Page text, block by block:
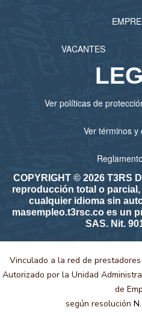
VACANTES
Ver políticas de
Ver términos y
COPYRIGHT © 2026 T3RS
reproducción total o
cualquier idioma sin
masempleo.t3rsc.co es un
SAS. Nit.
Vinculado a la red de
Autorizado por la Unidad
de
según resolución